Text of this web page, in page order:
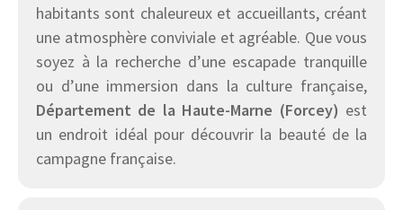
habitants sont chaleureux et accueillants, créant
une atmosphère conviviale et agréable. Que vous
soyez à la recherche d’une escapade tranquille
ou d’une immersion dans la culture française,
Département de la Haute-Marne (Forcey) est
un endroit idéal pour découvrir la beauté de la
campagne française.